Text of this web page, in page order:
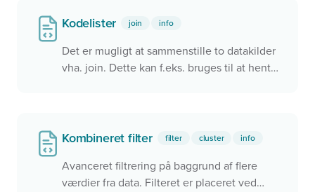
Kodelister join info
Det er mugligt at sammenstille to datakilder
vha. join. Dette kan f.eks. bruges til at hente
Kombineret filter filter cluster info
Avanceret filtrering på baggrund af flere
værdier fra data. Filteret er placeret ved